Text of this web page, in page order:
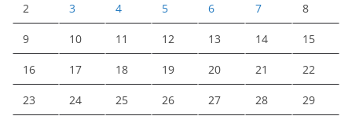
2 3 4 5 6 7 8
9 10 11 12 13 14 15
16 17 18 19 20 21 22
23 24 25 26 27 28 29